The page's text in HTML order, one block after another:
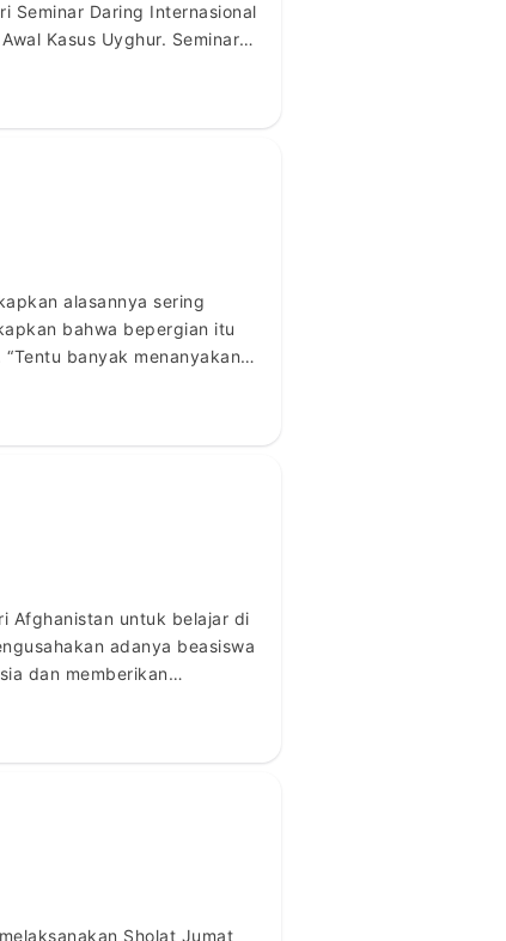
Seminar Daring Internasional
Kasus Uyghur. Seminar
Masjid (PRIMA) Dewan
alasannya sering
bahwa bepergian itu
banyak menanyakan
Afghanistan untuk belajar di
adanya beasiswa
dan memberikan
Sholat Jumat